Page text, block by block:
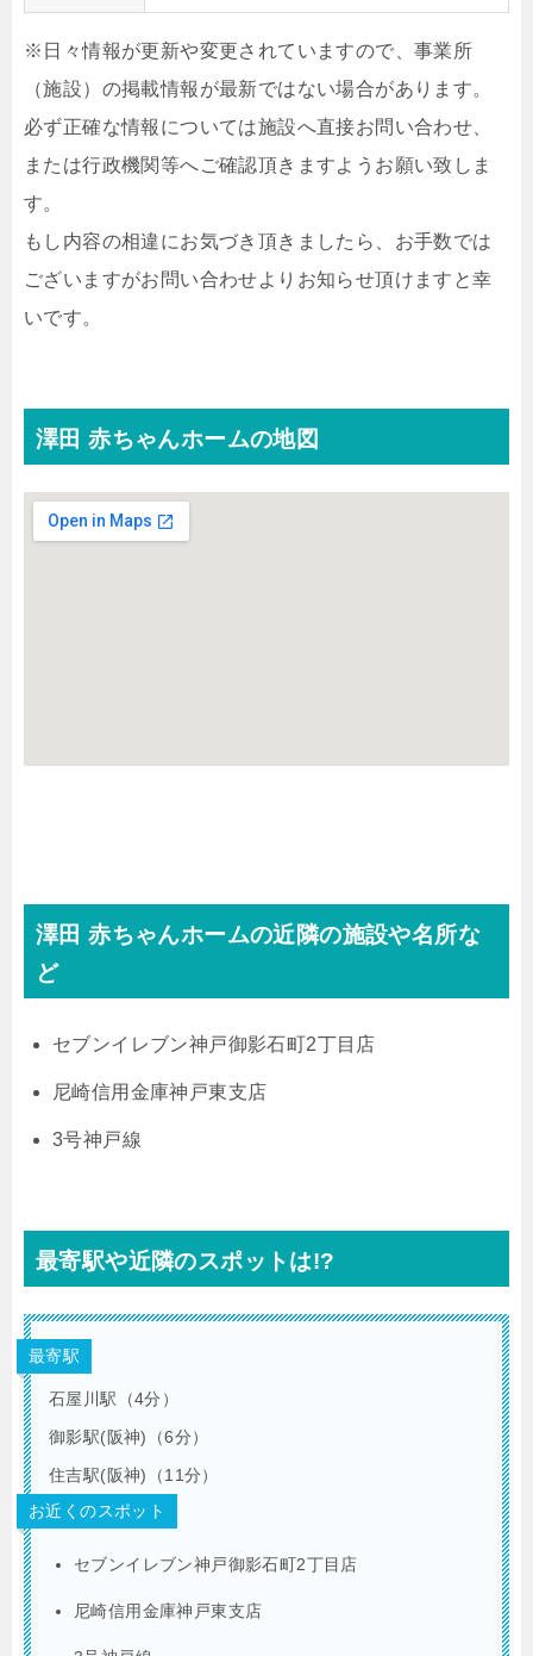
※日々情報が更新や変更されていますので、事業所
（施設）の掲載情報が最新ではない場合があります。
必ず正確な情報については施設へ直接お問い合わせ、
または行政機関等へご確認頂きますようお願い致しま
す。
もし内容の相違にお気づき頂きましたら、お手数では
ございますがお問い合わせよりお知らせ頂けますと幸
いです。
澤田 赤ちゃんホームの地図
澤田 赤ちゃんホームの近隣の施設や名所な
ど
セブンイレブン神戸御影石町2丁目店
尼崎信用金庫神戸東支店
3号神戸線
最寄駅や近隣のスポットは!?
最寄駅
石屋川駅（4分）
御影駅(阪神)（6分）
住吉駅(阪神)（11分）
お近くのスポット
セブンイレブン神戸御影石町2丁目店
尼崎信用金庫神戸東支店